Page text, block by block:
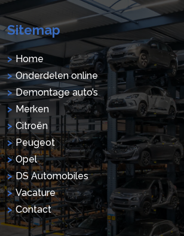
Sitemap
Home
Onderdelen online
Demontage auto’s
Merken
Citroën
Peugeot
Opel
DS Automobiles
Vacature
Contact